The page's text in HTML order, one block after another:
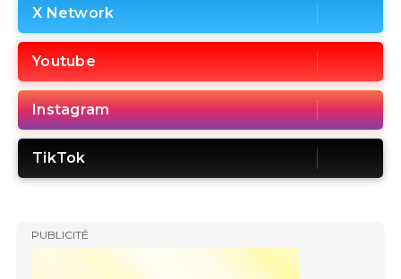
X Network
Youtube
Instagram
TikTok
PUBLICITÉ